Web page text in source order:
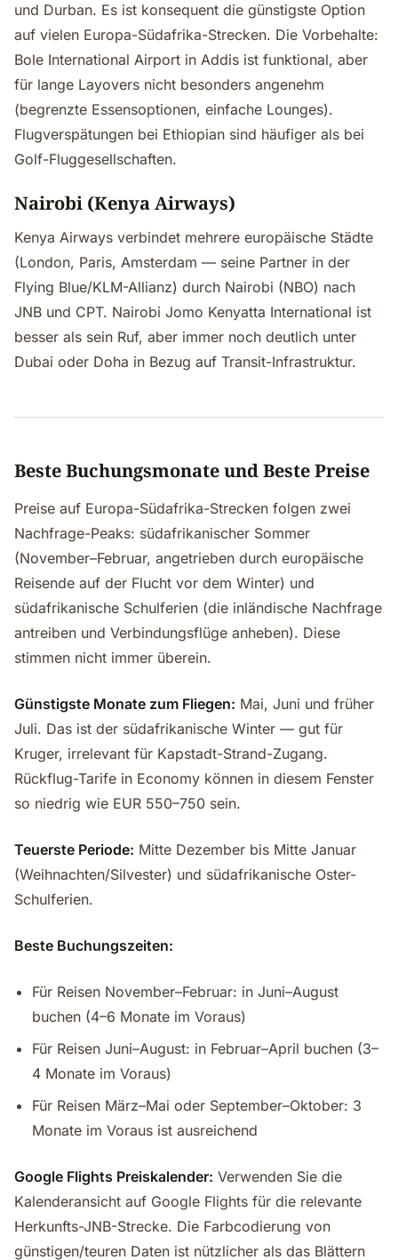
und Durban. Es ist konsequent die günstigste Option
auf vielen Europa-Südafrika-Strecken. Die Vorbehalte:
Bole International Airport in Addis ist funktional, aber
für lange Layovers nicht besonders angenehm
(begrenzte Essensoptionen, einfache Lounges).
Flugverspätungen bei Ethiopian sind häufiger als bei
Golf-Fluggesellschaften.
Nairobi (Kenya Airways)
Kenya Airways verbindet mehrere europäische Städte
(London, Paris, Amsterdam — seine Partner in der
Flying Blue/KLM-Allianz) durch Nairobi (NBO) nach
JNB und CPT. Nairobi Jomo Kenyatta International ist
besser als sein Ruf, aber immer noch deutlich unter
Dubai oder Doha in Bezug auf Transit-Infrastruktur.
Beste Buchungsmonate und Beste Preise
Preise auf Europa-Südafrika-Strecken folgen zwei
Nachfrage-Peaks: südafrikanischer Sommer
(November–Februar, angetrieben durch europäische
Reisende auf der Flucht vor dem Winter) und
südafrikanische Schulferien (die inländische Nachfrage
antreiben und Verbindungsflüge anheben). Diese
stimmen nicht immer überein.
Günstigste Monate zum Fliegen: Mai, Juni und früher
Juli. Das ist der südafrikanische Winter — gut für
Kruger, irrelevant für Kapstadt-Strand-Zugang.
Rückflug-Tarife in Economy können in diesem Fenster
so niedrig wie EUR 550–750 sein.
Teuerste Periode: Mitte Dezember bis Mitte Januar
(Weihnachten/Silvester) und südafrikanische Oster-
Schulferien.
Beste Buchungszeiten:
Für Reisen November–Februar: in Juni–August
buchen (4–6 Monate im Voraus)
Für Reisen Juni–August: in Februar–April buchen (3–
4 Monate im Voraus)
Für Reisen März–Mai oder September–Oktober: 3
Monate im Voraus ist ausreichend
Google Flights Preiskalender: Verwenden Sie die
Kalenderansicht auf Google Flights für die relevante
Herkunfts-JNB-Strecke. Die Farbcodierung von
günstigen/teuren Daten ist nützlicher als das Blättern